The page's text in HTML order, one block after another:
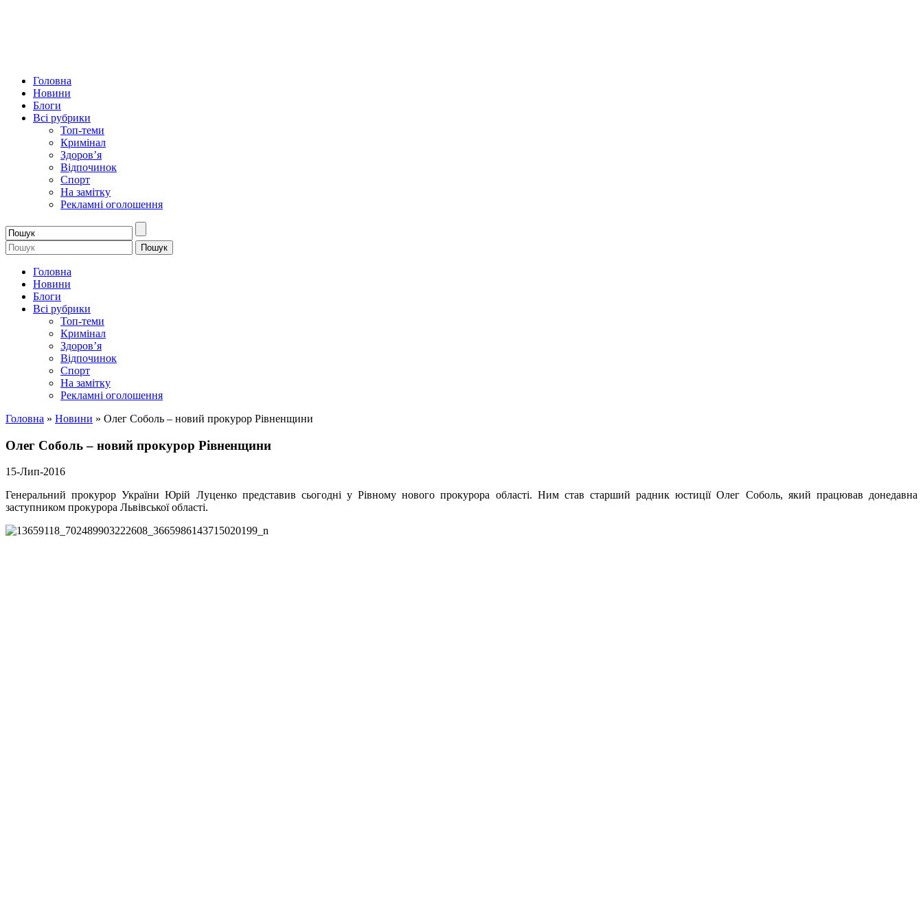
Головна
Новини
Блоги
Всі рубрики
Топ-теми
Кримінал
Здоров’я
Відпочинок
Спорт
На замітку
Рекламні оголошення
Головна
Новини
Блоги
Всі рубрики
Топ-теми
Кримінал
Здоров’я
Відпочинок
Спорт
На замітку
Рекламні оголошення
Головна » Новини » Олег Соболь – новий прокурор Рівненщини
Олег Соболь – новий прокурор Рівненщини
15-Лип-2016
Генеральний прокурор України Юрій Луценко представив сьогодні у Рівному нового прокурора області. Ним став старший радник юстиції Олег Соболь, який працював донедавна
заступником прокурора Львівської області.